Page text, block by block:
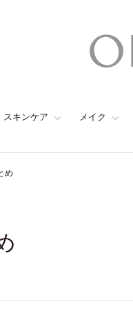
スキンケア メイク
め